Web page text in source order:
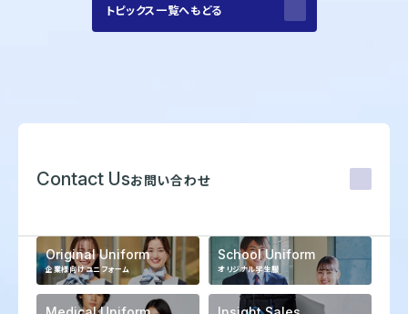
東京都千代田区飯田橋二丁目10－10
トピックス一覧へもどる
Contact Usお問い合わせ
Original Uniform
企業様向けユニフォーム
School Uniform
オリジナル学生服